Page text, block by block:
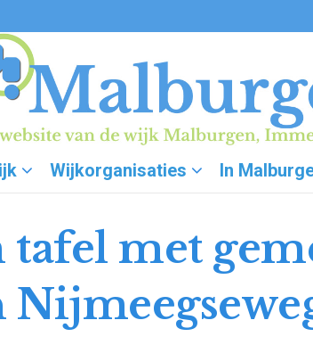
Wijkorganisaties In
met